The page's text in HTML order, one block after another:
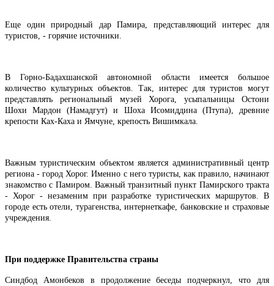
Еще один природный дар Памира, представляющий интерес для
туристов, - горячие источники.
В Горно-Бадахшанской автономной области имеется большое
количество культурных объектов. Так, интерес для туристов могут
представлять региональный музей Хорога, усыпальницы Остони
Шохи Мардон (Намадгут) и Шоха Исомиддина (Птупа), древние
крепости Ках-Каха и Ямчуне, крепость Вишимкала.
Важным туристическим объектом является административный центр
региона - город Хорог. Именно с него туристы, как правило, начинают
знакомство с Памиром. Важный транзитный пункт Памирского тракта
- Хорог - незаменим при разработке туристических маршрутов. В
городе есть отели, турагенства, интернеткафе, банковские и страховые
учреждения.
При поддержке Правительства страны
Синдбод Амонбеков в продолжение беседы подчеркнул, что для